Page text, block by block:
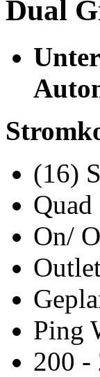
Dual
(16)
On/
Ping
200 -